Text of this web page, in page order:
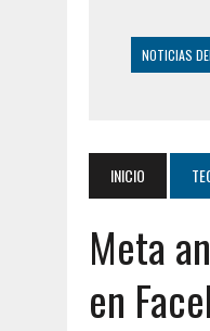
NOTICIAS
2 AGOSTO,
2 AGOSTO,
2 AGOSTO,
6 AGOSTO,
INICIO
Meta
en